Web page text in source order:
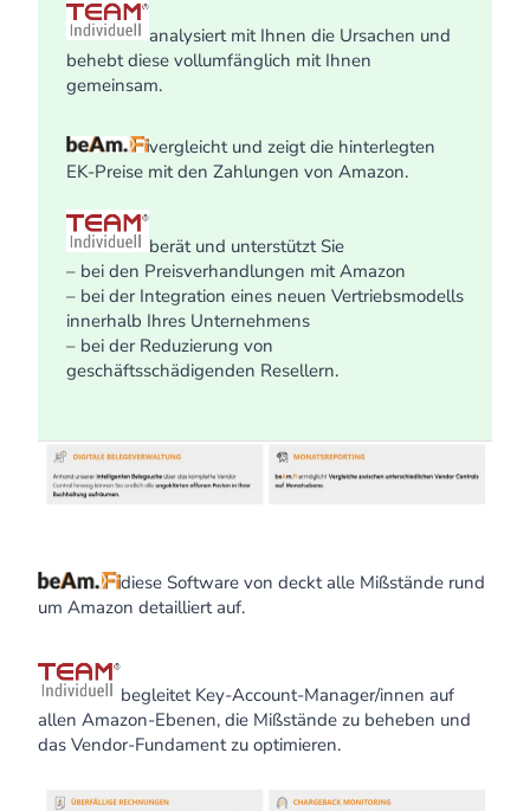
analysiert mit Ihnen die Ursachen und
behebt diese vollumfänglich mit Ihnen
gemeinsam.
vergleicht und zeigt die hinterlegten
EK-Preise mit den Zahlungen von Amazon.
berät und unterstützt Sie
– bei den Preisverhandlungen mit Amazon
– bei der Integration eines neuen Vertriebsmodells
innerhalb Ihres Unternehmens
– bei der Reduzierung von
geschäftsschädigenden Resellern.
diese Software von deckt alle Mißstände rund
um Amazon detailliert auf.
begleitet Key-Account-Manager/innen auf
allen Amazon-Ebenen, die Mißstände zu beheben und
das Vendor-Fundament zu optimieren.